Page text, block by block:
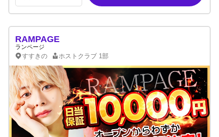
RAMPAGE
ランページ
すすきの ホストクラブ 1部